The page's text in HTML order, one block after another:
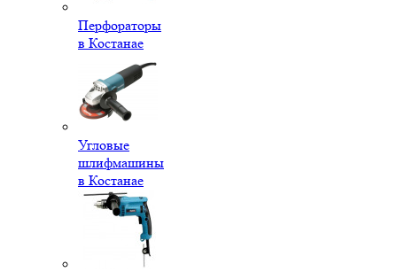
Перфораторы
в Костанае
Угловые
шлифмашины
в Костанае